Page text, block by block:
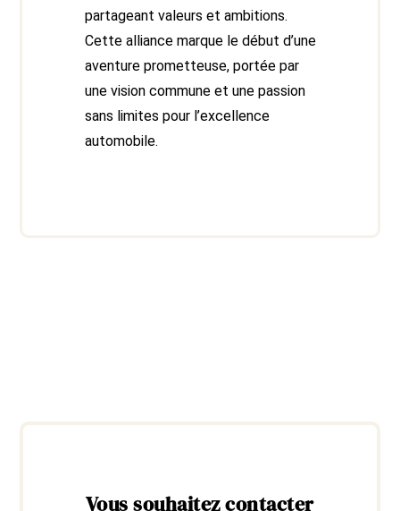
partageant valeurs et ambitions.
Cette alliance marque le début d’une
aventure prometteuse, portée par
une vision commune et une passion
sans limites pour l’excellence
automobile.
Vous souhaitez contacter